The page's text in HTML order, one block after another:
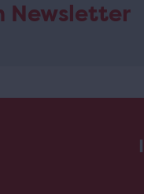
Newsletter